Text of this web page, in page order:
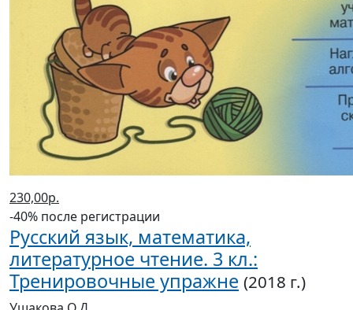
230,00р.
-40% после регистрации
Русский язык, математика,
литературное чтение. 3 кл.:
Тренировочные упражне (2018 г.)